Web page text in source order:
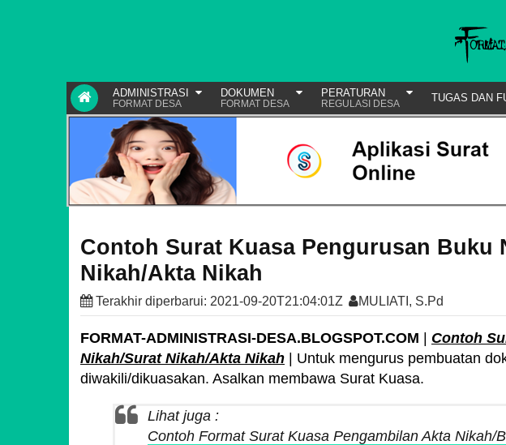
ADMINISTRASI
FORMAT DESA
DOKUMEN
FORMAT DESA
PERATURAN
REGULASI DESA TUGAS DAN
Contoh Surat Kuasa Pengurusan Buku
Nikah/Akta Nikah
Terakhir diperbarui: 2021-09-20T21:04:01Z MULIATI, S.Pd
FORMAT-ADMINISTRASI-DESA.BLOGSPOT.COM
Contoh
Nikah/Surat Nikah/Akta Nikah | Untuk mengurus pembuatan
diwakili/dikuasakan. Asalkan membawa Surat Kuasa.
Lihat juga :
Contoh Format Surat Kuasa Pengambilan Akta Nikah/